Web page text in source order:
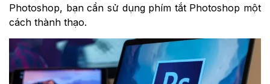
Photoshop, bạn cần sử dụng phím tắt Photoshop một
cách thành thạo.